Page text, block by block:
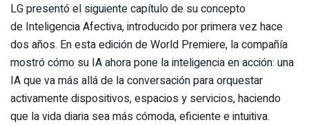
LG presentó el siguiente capítulo de su concepto
de Inteligencia Afectiva, introducido por primera vez hace
dos años. En esta edición de World Premiere, la compañía
mostró cómo su IA ahora pone la inteligencia en acción: una
IA que va más allá de la conversación para orquestar
activamente dispositivos, espacios y servicios, haciendo
que la vida diaria sea más cómoda, eficiente e intuitiva.